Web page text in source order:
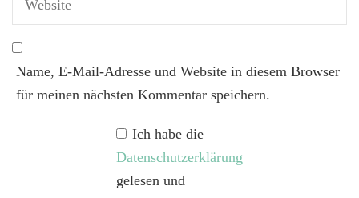
Name, E-Mail-Adresse und Website in diesem Browser
für meinen nächsten Kommentar speichern.
Ich habe die
Datenschutzerklärung
gelesen und